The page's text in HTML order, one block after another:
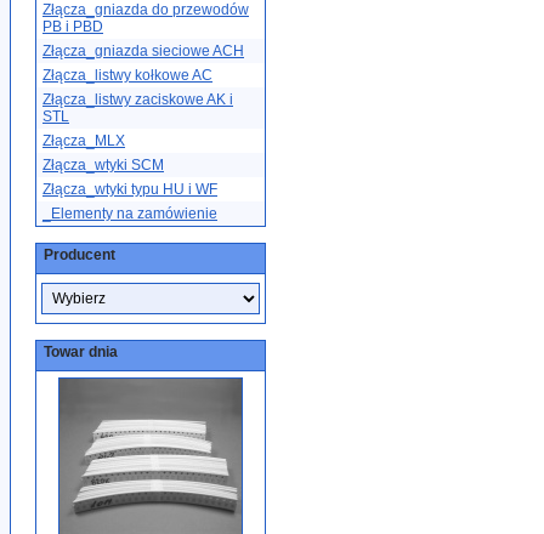
Złącza_gniazda do przewodów
PB i PBD
Złącza_gniazda sieciowe ACH
Złącza_listwy kołkowe AC
Złącza_listwy zaciskowe AK i
STL
Złącza_MLX
Złącza_wtyki SCM
Złącza_wtyki typu HU i WF
_Elementy na zamówienie
Producent
Towar dnia